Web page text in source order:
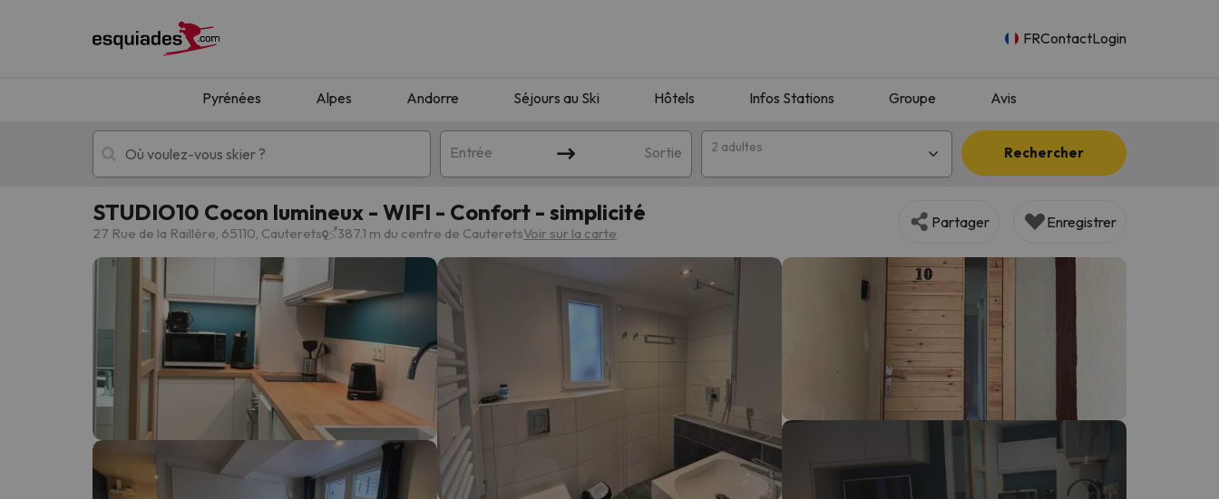
FRContactLogin
Pyrénées Alpes Andorre Séjours au Ski Hôtels Infos Stations Groupe Avis
Entrée Sortie 2 adultes Rechercher
Séjours au ski Séjours montagne
Oups, nous n'avons pas trouvé de résultats correspondant à votre recherche. Essayez de modifier la destination.
Il semble que notre chercheur se soit égaré. Dès qu'il aura retrouvé sa boussole, il reviendra.
STUDIO10 Cocon lumineux - WIFI - Confort - simplicité
27 Rue de la Raillère, 65110, Cauterets 387.1 m du centre de CauteretsVoir sur la carte
Partager Enregistrer